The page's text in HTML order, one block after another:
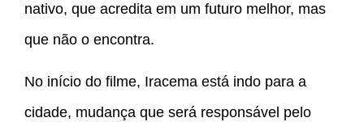
nativo, que acredita em um futuro melhor, mas
que não o encontra.
No início do filme, Iracema está indo para a
cidade, mudança que será responsável pelo